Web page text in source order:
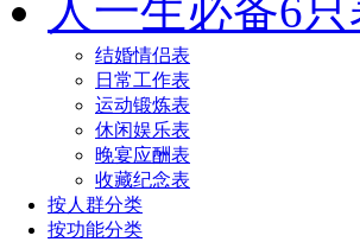
人一生必备6只
结婚情侣表
日常工作表
运动锻炼表
休闲娱乐表
晚宴应酬表
收藏纪念表
按人群分类
按功能分类